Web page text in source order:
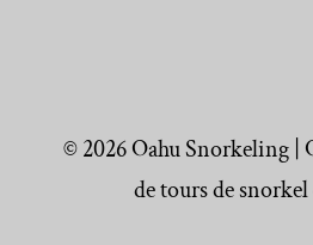
© 2026 Oahu Snorkeling
de tours de